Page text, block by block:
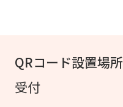
QRコード設置場所
受付